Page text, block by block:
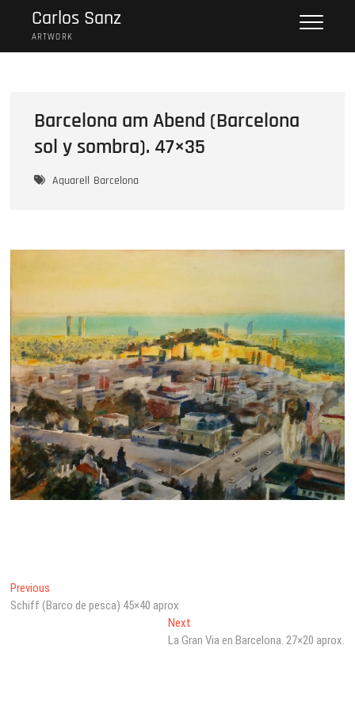
content
Carlos Sanz
ARTWORK
Barcelona am Abend (Barcelona
sol y sombra). 47×35
Aquarell Barcelona
Beitragsnavigation
Previous
post:
Schiff (Barco de pesca) 45×40 aprox
NextNext
post:
La Gran Via en Barcelona. 27×20 aprox.